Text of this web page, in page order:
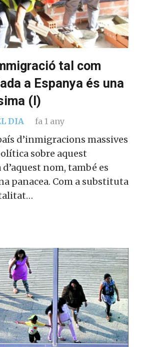
tal com
a Espanya és una
(I)
DIA fa 1 any
d’inmigracions massives
sobre aquest
nom, també es
panacea. Com a substituta